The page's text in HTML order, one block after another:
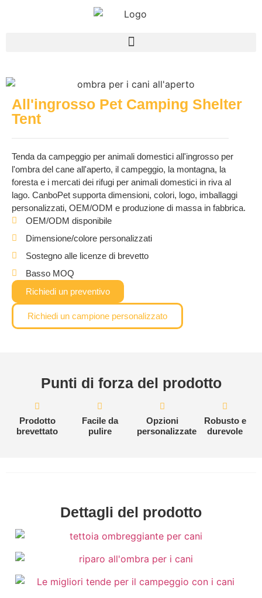
All'ingrosso Pet Camping Shelter
Tent
Tenda da campeggio per animali domestici all'ingrosso per
l'ombra del cane all'aperto, il campeggio, la montagna, la
foresta e i mercati dei rifugi per animali domestici in riva al
lago. CanboPet supporta dimensioni, colori, logo, imballaggi
personalizzati, OEM/ODM e produzione di massa in fabbrica.
OEM/ODM disponibile
Dimensione/colore personalizzati
Sostegno alle licenze di brevetto
Basso MOQ
Richiedi un preventivo
Richiedi un campione personalizzato
Punti di forza del prodotto
Prodotto
brevettato
Facile da
pulire
Opzioni
personalizzate
Robusto e
durevole
Dettagli del prodotto